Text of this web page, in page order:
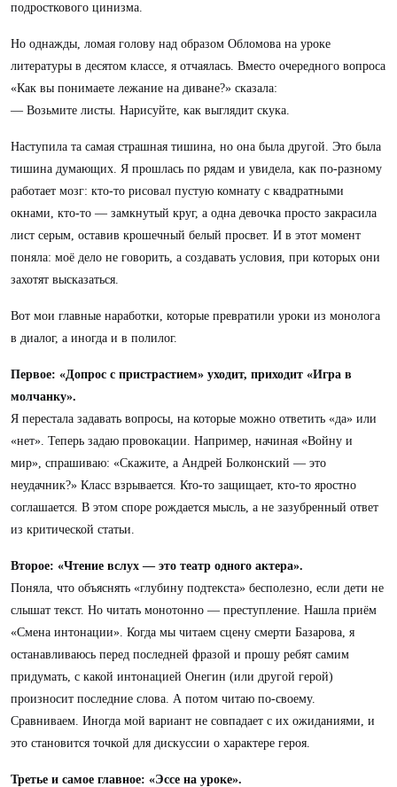
подросткового цинизма.
Но однажды, ломая голову над образом Обломова на уроке
литературы в десятом классе, я отчаялась. Вместо очередного вопроса
«Как вы понимаете лежание на диване?» сказала:
— Возьмите листы. Нарисуйте, как выглядит скука.
Наступила та самая страшная тишина, но она была другой. Это была
тишина думающих. Я прошлась по рядам и увидела, как по-разному
работает мозг: кто-то рисовал пустую комнату с квадратными
окнами, кто-то — замкнутый круг, а одна девочка просто закрасила
лист серым, оставив крошечный белый просвет. И в этот момент
поняла: моё дело не говорить, а создавать условия, при которых они
захотят высказаться.
Вот мои главные наработки, которые превратили уроки из монолога
в диалог, а иногда и в полилог.
Первое: «Допрос с пристрастием» уходит, приходит «Игра в
молчанку».
Я перестала задавать вопросы, на которые можно ответить «да» или
«нет». Теперь задаю провокации. Например, начиная «Войну и
мир», спрашиваю: «Скажите, а Андрей Болконский — это
неудачник?» Класс взрывается. Кто-то защищает, кто-то яростно
соглашается. В этом споре рождается мысль, а не зазубренный ответ
из критической статьи.
Второе: «Чтение вслух — это театр одного актера».
Поняла, что объяснять «глубину подтекста» бесполезно, если дети не
слышат текст. Но читать монотонно — преступление. Нашла приём
«Смена интонации». Когда мы читаем сцену смерти Базарова, я
останавливаюсь перед последней фразой и прошу ребят самим
придумать, с какой интонацией Онегин (или другой герой)
произносит последние слова. А потом читаю по-своему.
Сравниваем. Иногда мой вариант не совпадает с их ожиданиями, и
это становится точкой для дискуссии о характере героя.
Третье и самое главное: «Эссе на уроке».